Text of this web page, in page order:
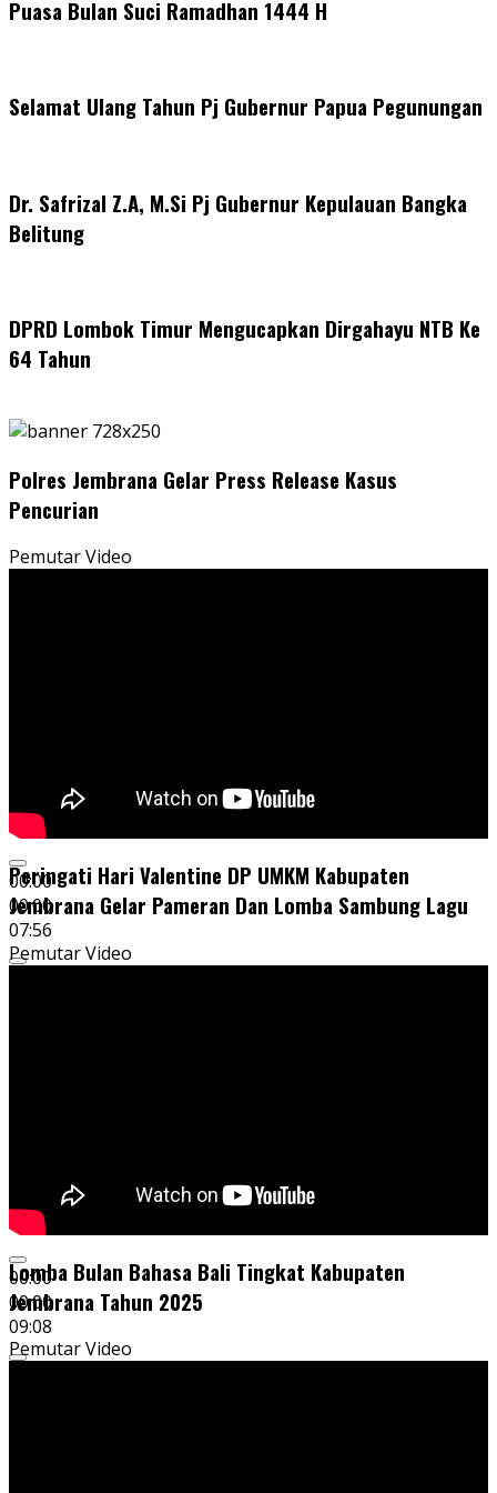
Puasa Bulan Suci Ramadhan 1444 H
Selamat Ulang Tahun Pj Gubernur Papua Pegunungan
Dr. Safrizal Z.A, M.Si Pj Gubernur Kepulauan Bangka
Belitung
DPRD Lombok Timur Mengucapkan Dirgahayu NTB Ke
64 Tahun
Polres Jembrana Gelar Press Release Kasus
Pencurian
Pemutar Video
00:00
00:00
07:56
Peringati Hari Valentine DP UMKM Kabupaten
Jembrana Gelar Pameran Dan Lomba Sambung Lagu
Pemutar Video
00:00
00:00
09:08
Lomba Bulan Bahasa Bali Tingkat Kabupaten
Jembrana Tahun 2025
Pemutar Video